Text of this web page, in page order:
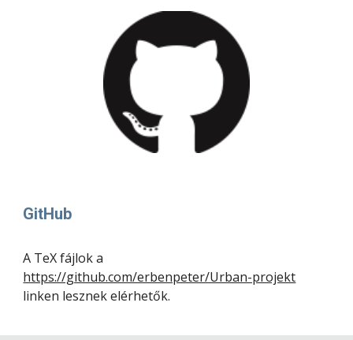
GitHub
https://github.com/erbenpeter/Urban-projekt
linken lesznek elérhetők.